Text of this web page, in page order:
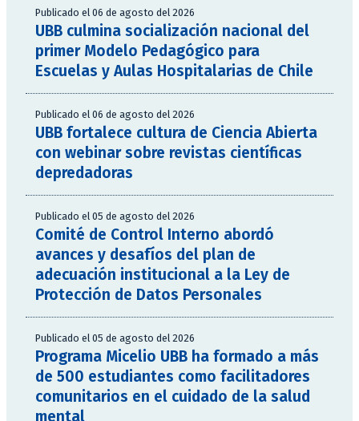
Publicado el 06 de agosto del 2026
UBB culmina socialización nacional del
primer Modelo Pedagógico para
Escuelas y Aulas Hospitalarias de Chile
Publicado el 06 de agosto del 2026
UBB fortalece cultura de Ciencia Abierta
con webinar sobre revistas científicas
depredadoras
Publicado el 05 de agosto del 2026
Comité de Control Interno abordó
avances y desafíos del plan de
adecuación institucional a la Ley de
Protección de Datos Personales
Publicado el 05 de agosto del 2026
Programa Micelio UBB ha formado a más
de 500 estudiantes como facilitadores
comunitarios en el cuidado de la salud
mental